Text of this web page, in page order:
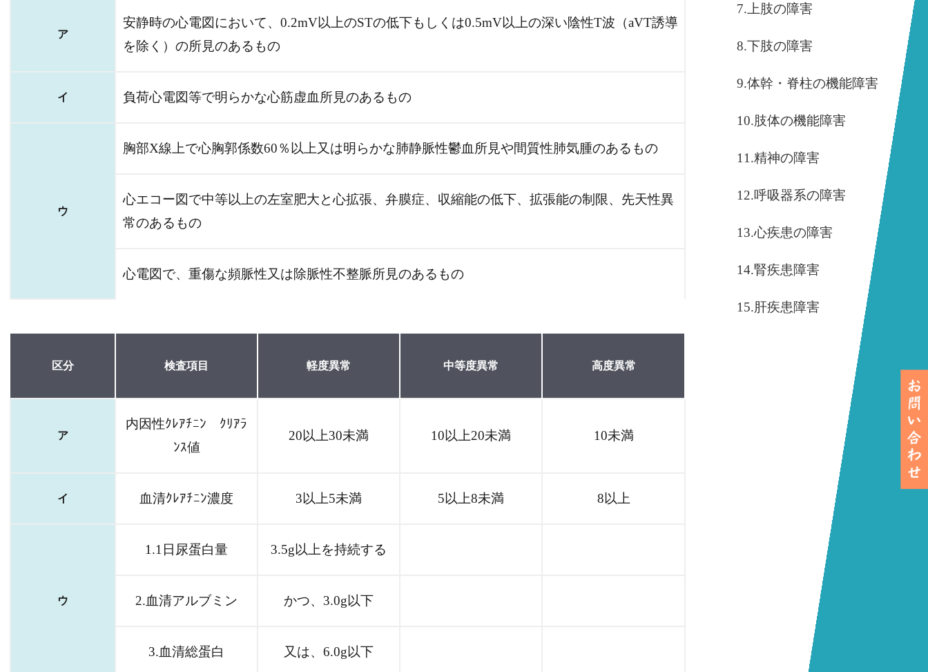
ア
安静時の心電図において、0.2mV以上のSTの低下もしくは0.5mV以上の深い陰性T波（aVT誘導
を除く）の所見のあるもの
イ 負荷心電図等で明らかな心筋虚血所見のあるもの
ウ
胸部X線上で心胸郭係数60％以上又は明らかな肺静脈性鬱血所見や間質性肺気腫のあるもの
心エコー図で中等以上の左室肥大と心拡張、弁膜症、収縮能の低下、拡張能の制限、先天性異
常のあるもの
心電図で、重傷な頻脈性又は除脈性不整脈所見のあるもの
区分 検査項目 軽度異常 中等度異常 高度異常
ア
内因性ｸﾚｱﾁﾆﾝ ｸﾘｱﾗ
ﾝｽ値
20以上30未満 10以上20未満 10未満
イ 血清ｸﾚｱﾁﾆﾝ濃度 3以上5未満 5以上8未満 8以上
ウ
1.1日尿蛋白量 3.5g以上を持続する
2.血清アルブミン かつ、3.0g以下
3.血清総蛋白 又は、6.0g以下
7.上肢の障害
8.下肢の障害
9.体幹・脊柱の機能障害
10.肢体の機能障害
11.精神の障害
12.呼吸器系の障害
13.心疾患の障害
14.腎疾患障害
15.肝疾患障害